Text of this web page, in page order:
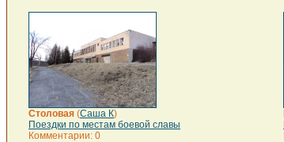
Столовая (Саша К)
Поездки по местам боевой славы
Комментарии: 0